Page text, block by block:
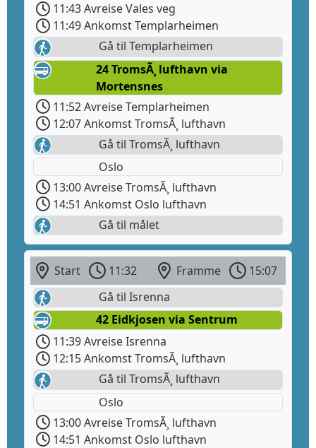
11:43 Avreise Vales veg
11:49 Ankomst Templarheimen
Gå til Templarheimen
24 TromsÃ¸ lufthavn via
Mortensnes
11:52 Avreise Templarheimen
12:07 Ankomst TromsÃ¸ lufthavn
Gå til TromsÃ¸ lufthavn
Oslo
13:00 Avreise TromsÃ¸ lufthavn
14:51 Ankomst Oslo lufthavn
Gå til målet
Start 11:32 Framme
15:07
Gå til Isrenna
42 Eidkjosen via Sentrum
11:39 Avreise Isrenna
12:15 Ankomst TromsÃ¸ lufthavn
Gå til TromsÃ¸ lufthavn
Oslo
13:00 Avreise TromsÃ¸ lufthavn
14:51 Ankomst Oslo lufthavn